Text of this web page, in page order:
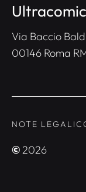
Via Baccio
00146 Roma
NOTE LEGALI
© 2026